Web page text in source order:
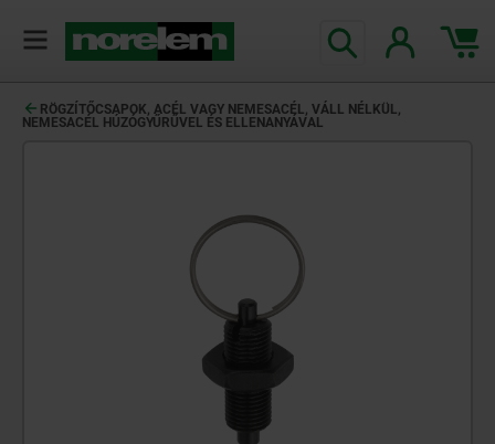
RÖGZÍTŐCSAPOK, ACÉL VAGY NEMESACÉL, VÁLL NÉLKÜL,
NEMESACÉL HÚZÓGYŰRŰVEL ÉS ELLENANYÁVAL